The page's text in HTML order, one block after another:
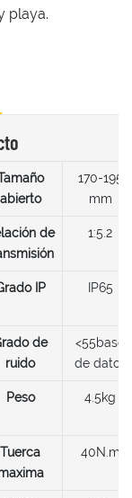
playa.
abierto
170-195
mm
de
1:5.2
IP IP65
de
ruido
<55base
de datos
Peso 4.5kg
Tuerca
40N.m